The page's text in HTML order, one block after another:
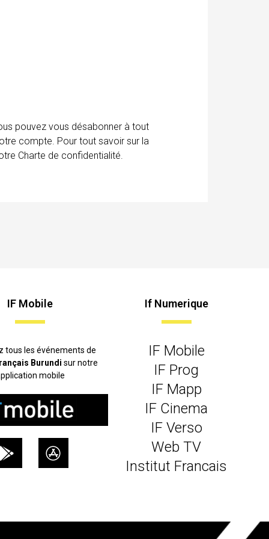
pouvez vous désabonner à tout
compte. Pour tout savoir sur la
Charte de confidentialité.
IF Mobile
tous les événements de
Burundisur notre
mobile
If Numerique
IF Mobile
IF Prog
IF Mapp
IF Cinema
IF Verso
Web TV
Institut Francais